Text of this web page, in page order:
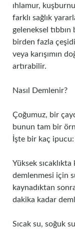
ıhlamur,
farklı sağlık
geleneksel
birden fazla
veya karışımın
artırabilir.
Nasıl Demlenir?
Çoğumuz, bir
bunun tam bir
İşte bir kaç ipucu:
Yüksek
demlenmesi için
kaynadıktan
dakika kadar
Sıcak su, soğuk